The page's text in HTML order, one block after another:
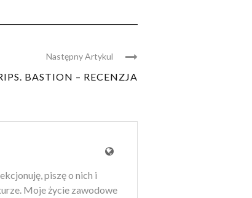
Następny Artykul
BASTION – RECENZJA
piszę o nich i
Moje życie zawodowe